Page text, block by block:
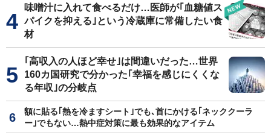
味噌汁に入れて食べるだけ…医師が｢血糖値ス
パイクを抑える｣という冷蔵庫に常備したい食
材
｢高収入の人ほど幸せ｣は間違いだった…世界
160カ国研究で分かった｢幸福を感じにくくな
る年収｣の分岐点
額に貼る｢熱を冷ますシート｣でも､首にかける｢ネッククーラ
ー｣でもない…熱中症対策に最も効果的なアイテム